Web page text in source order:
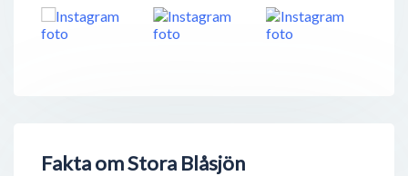
Fakta om Stora Blåsjön